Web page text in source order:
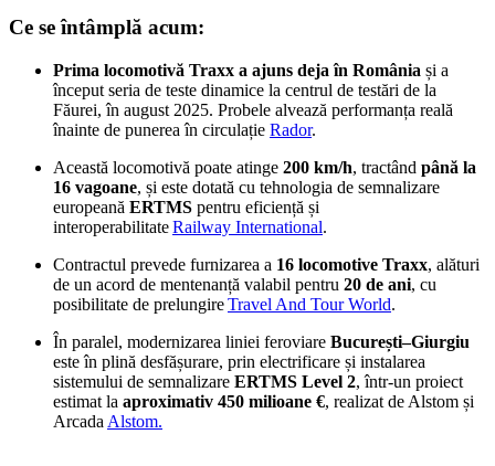
Ce se întâmplă acum:
Prima locomotivă Traxx a ajuns deja în România și a
început seria de teste dinamice la centrul de testări de la
Făurei, în august 2025. Probele alvează performanța reală
înainte de punerea în circulație Rador.
Această locomotivă poate atinge 200 km/h, tractând până la
16 vagoane, și este dotată cu tehnologia de semnalizare
europeană ERTMS pentru eficiență și
interoperabilitateRailway International.
Contractul prevede furnizarea a 16 locomotive Traxx, alături
de un acord de mentenanță valabil pentru 20 de ani, cu
posibilitate de prelungireTravel And Tour World.
În paralel, modernizarea liniei feroviare București–Giurgiu
este în plină desfășurare, prin electrificare și instalarea
sistemului de semnalizare ERTMS Level 2, într-un proiect
estimat la aproximativ 450 milioane €, realizat de Alstom și
Arcada Alstom.